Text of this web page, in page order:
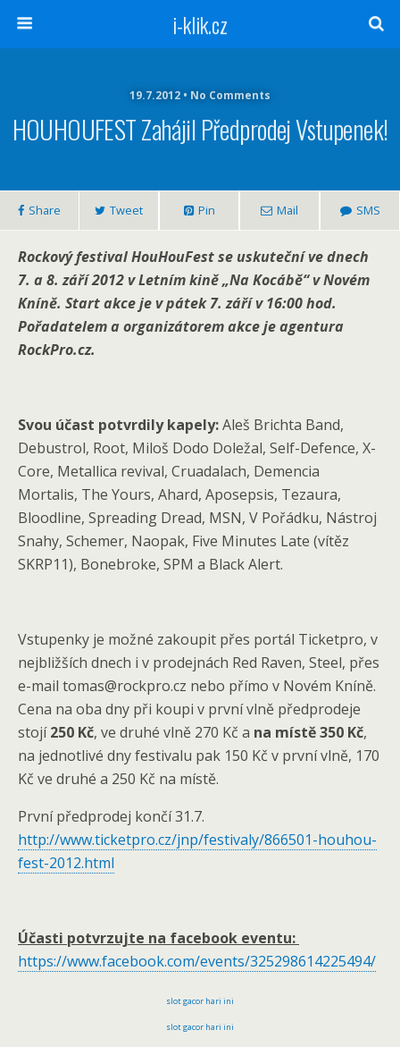
i-klik.cz
19.7.2012 • No Comments
HOUHOUFEST Zahájil Předprodej Vstupenek!
Share Tweet Pin Mail SMS
Rockový festival HouHouFest se uskuteční ve dnech
7. a 8. září 2012 v Letním kině „Na Kocábě“ v Novém
Kníně. Start akce je v pátek 7. září v 16:00 hod.
Pořadatelem a organizátorem akce je agentura
RockPro.cz.
Svou účast potvrdily kapely:Aleš Brichta Band,
Debustrol, Root, Miloš Dodo Doležal, Self-Defence, X-
Core, Metallica revival, Cruadalach, Demencia
Mortalis, The Yours, Ahard, Aposepsis, Tezaura,
Bloodline, Spreading Dread, MSN, V Pořádku, Nástroj
Snahy, Schemer, Naopak, Five Minutes Late (vítěz
SKRP11), Bonebroke, SPM a Black Alert.
Vstupenky je možné zakoupit přes portál Ticketpro, v
nejbližších dnech i v prodejnách Red Raven, Steel, přes
e-mail tomas@rockpro.cz nebo přímo v Novém Kníně.
Cena na oba dny při koupi v první vlně předprodeje
stojí250 Kč, ve druhé vlně 270 Kč a na místě 350 Kč,
na jednotlivé dny festivalu pak 150 Kč v první vlně, 170
Kč ve druhé a 250 Kč na místě.
První předprodej končí 31.7.
http://www.ticketpro.cz/jnp/festivaly/866501-houhou-
fest-2012.html
Účasti potvrzujte na facebook eventu:
https://www.facebook.com/events/325298614225494/
slot gacor hari ini
slot gacor hari ini